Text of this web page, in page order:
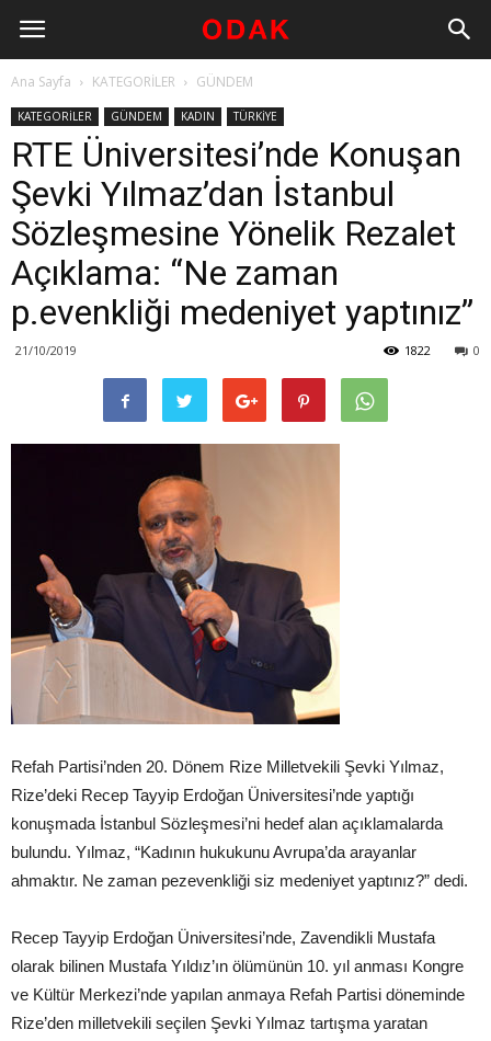
Ana Sayfa KATEGORİLER GÜNDEM
KATEGORİLER GÜNDEM KADIN TÜRKİYE
RTE Üniversitesi’nde Konuşan
Şevki Yılmaz’dan İstanbul
Sözleşmesine Yönelik Rezalet
Açıklama: “Ne zaman
p.evenkliği medeniyet yaptınız”
21/10/2019 0
1822
Refah Partisi’nden 20. Dönem Rize Milletvekili Şevki Yılmaz,
Rize’deki Recep Tayyip Erdoğan Üniversitesi’nde yaptığı
konuşmada İstanbul Sözleşmesi’ni hedef alan açıklamalarda
bulundu. Yılmaz, “Kadının hukukunu Avrupa’da arayanlar
ahmaktır. Ne zaman pezevenkliği siz medeniyet yaptınız?” dedi.
Recep Tayyip Erdoğan Üniversitesi’nde, Zavendikli Mustafa
olarak bilinen Mustafa Yıldız’ın ölümünün 10. yıl anması Kongre
ve Kültür Merkezi’nde yapılan anmaya Refah Partisi döneminde
Rize’den milletvekili seçilen Şevki Yılmaz tartışma yaratan